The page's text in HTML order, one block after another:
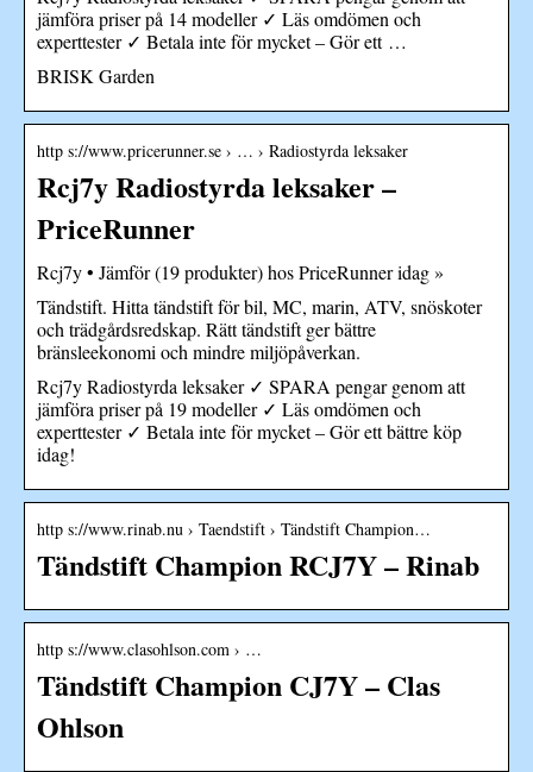
jämföra priser på 14 modeller ✓ Läs omdömen och
experttester ✓ Betala inte för mycket – Gör ett …
BRISK Garden
http s://www.pricerunner.se › … › Radiostyrda leksaker
Rcj7y Radiostyrda leksaker –
PriceRunner
Rcj7y • Jämför (19 produkter) hos PriceRunner idag »
Tändstift. Hitta tändstift för bil, MC, marin, ATV, snöskoter
och trädgårdsredskap. Rätt tändstift ger bättre
bränsleekonomi och mindre miljöpåverkan.
Rcj7y Radiostyrda leksaker ✓ SPARA pengar genom att
jämföra priser på 19 modeller ✓ Läs omdömen och
experttester ✓ Betala inte för mycket – Gör ett bättre köp
idag!
http s://www.rinab.nu › Taendstift › Tändstift Champion…
Tändstift Champion RCJ7Y – Rinab
http s://www.clasohlson.com › …
Tändstift Champion CJ7Y – Clas
Ohlson